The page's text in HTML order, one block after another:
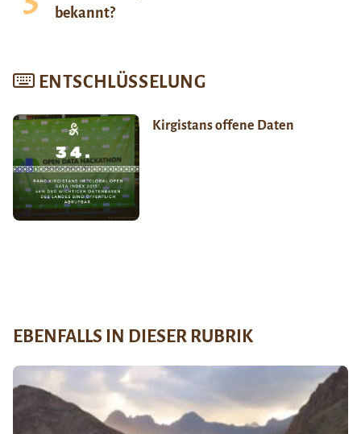
bekannt?
ENTSCHLÜSSELUNG
Kirgistans offene Daten
EBENFALLS IN DIESER RUBRIK